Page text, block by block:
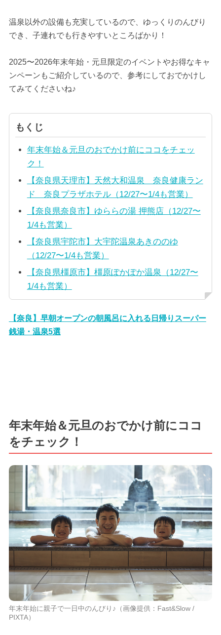
温泉以外の設備も充実しているので、ゆっくりのんびり
でき、子連れでも行きやすいところばかり！
2025〜2026年末年始・元旦限定のイベントやお得なキャ
ンペーンもご紹介しているので、参考にしておでかけし
てみてくださいね♪
もくじ
年末年始＆元旦のおでかけ前にココをチェッ
ク！
【奈良県天理市】天然大和温泉 奈良健康ラン
ド 奈良プラザホテル（12/27〜1/4も営業）
【奈良県奈良市】ゆららの湯 押熊店（12/27〜
1/4も営業）
【奈良県宇陀市】大宇陀温泉あきののゆ
（12/27〜1/4も営業）
【奈良県橿原市】橿原ぽかぽか温泉（12/27〜
1/4も営業）
【奈良】早朝オープンの朝風呂に入れる日帰りスーパー
銭湯・温泉5選
年末年始＆元旦のおでかけ前にココ
をチェック！
年末年始に親子で一日中のんびり♪（画像提供：Fast&Slow /
PIXTA）